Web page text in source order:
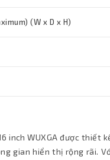
(W x D x H)
inch WUXGA được thiết
gian hiển thị rộng rãi.